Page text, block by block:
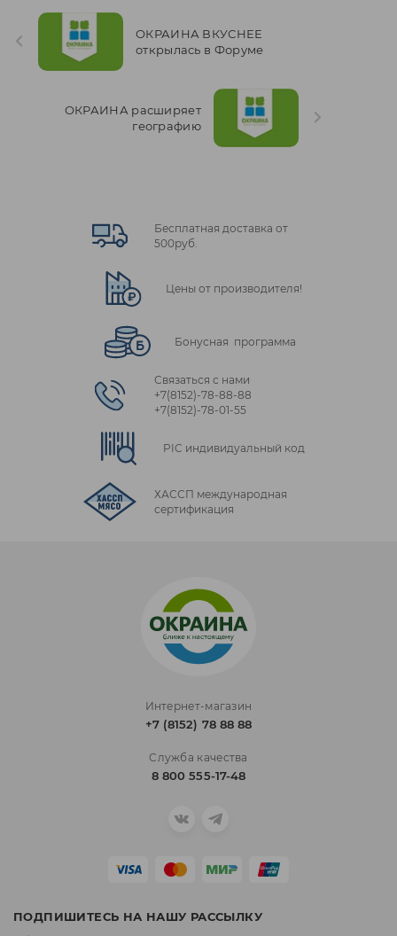
ОКРАИНА ВКУСНЕЕ
открылась в Форуме
ОКРАИНА расширяет
географию
Бесплатная доставка от
500руб.
Цены от производителя!
Бонусная программа
Связаться с нами
+7(8152)‑78‑88‑88
+7(8152)‑78‑01‑55
PIC индивидуальный код
ХАССП международная
сертификация
Интернет-магазин
+7 (8152) 78 88 88
Служба качества
8 800 555-17-48
ПОДПИШИТЕСЬ НА НАШУ РАССЫЛКУ